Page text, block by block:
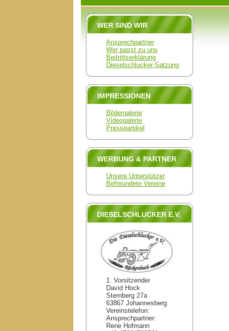
WER SIND WIR
Ansprechpartner
Wer passt zu uns
Beitrittserklärung
Dieselschlucker-Satzung
IMPRESSIONEN
Bildergalerie
Videogalerie
Presseartikel
WERBUNG & PARTNER
Unsere Unterstützer
Befreundete Vereine
DIESELSCHLUCKER E.V.
1. Vorsitzender
David Hock
Sternberg 27a
63867 Johannesberg
Vereinstelefon:
Ansprechpartner:
Rene Hofmann